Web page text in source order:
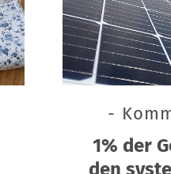
-
1% der
den